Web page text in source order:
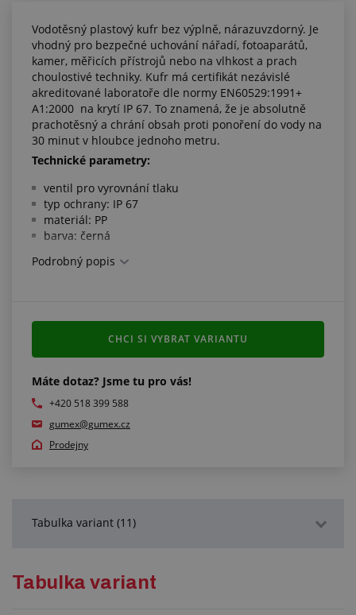
Vodotěsný plastový kufr bez výplně, nárazuvzdorný. Je
vhodný pro bezpečné uchování nářadí, fotoaparátů,
kamer, měřicích přístrojů nebo na vlhkost a prach
choulostivé techniky. Kufr má certifikát nezávislé
akreditované laboratoře dle normy EN60529:1991+
A1:2000 na krytí IP 67. To znamená, že je absolutně
prachotěsný a chrání obsah proti ponoření do vody na
30 minut v hloubce jednoho metru.
Technické parametry:
ventil pro vyrovnání tlaku
typ ochrany: IP 67
materiál: PP
barva: černá
Splňuje normy:
Další informace:
výkresové dokumentace
spodní straně vybaveny dvěma páry koleček
Podrobný popis
Máte dotaz? Jsme tu pro vás!
+420 518 399 588
gumex@gumex.cz
Prodejny
CHCI SI VYBRAT VARIANTU
Tabulka variant (11)
Tabulka variant